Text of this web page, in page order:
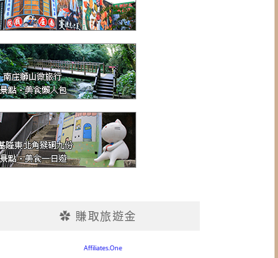
✿ 賺取旅遊金